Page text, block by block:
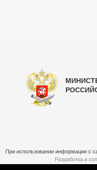
При использовании информации с
Разработка и